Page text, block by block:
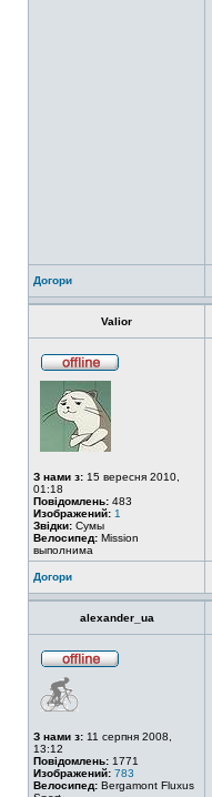
Догори
Valior
З нами з: 15 вересня 2010,
01:18
Повідомлень: 483
Изображений: 1
Звідки: Сумы
Велосипед: Mission
выполнима
Догори
alexander_ua
З нами з: 11 серпня 2008,
13:12
Повідомлень: 1771
Изображений: 783
Велосипед: Bergamont Fluxus